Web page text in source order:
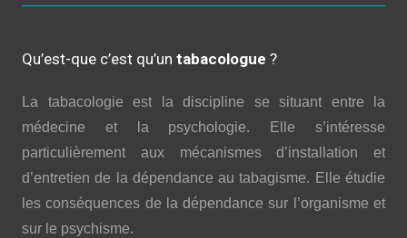
Qu’est-que c’est qu’un tabacologue ?
La tabacologie est la discipline se situant entre la
médecine et la psychologie. Elle s’intéresse
particulièrement aux mécanismes d’installation et
d’entretien de la dépendance au tabagisme. Elle étudie
les conséquences de la dépendance sur l’organisme et
sur le psychisme.